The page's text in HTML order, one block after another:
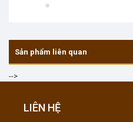
Sản phẩm liên quan
-->
LIÊN HỆ